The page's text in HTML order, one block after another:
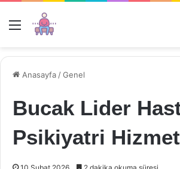
Menü
Anasayfa /Genel
Bucak Lider
Psikiyatri